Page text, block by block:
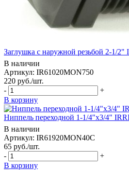
Заглушка с наружной резьбой 2-1/2"
В наличии
Артикул: IR61020MON750
220 руб./шт.
-
+
В корзину
Ниппель переходной 1-1/4"x3/4"
В наличии
Артикул: IR61920MON40C
65 руб./шт.
-
+
В корзину